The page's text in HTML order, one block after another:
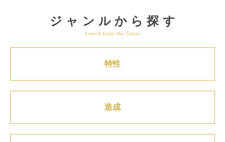
ジャンルから探す
Search from the Genre
特性
造成